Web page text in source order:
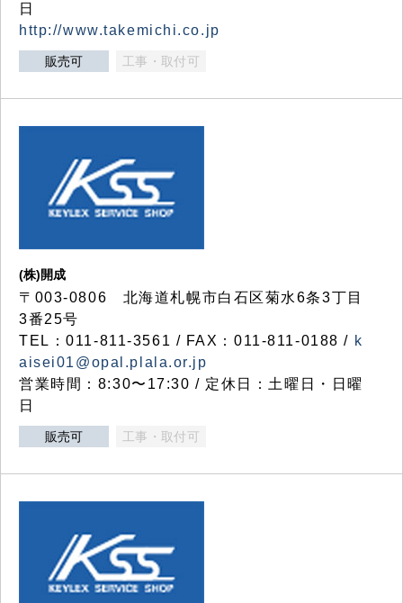
日
http://www.takemichi.co.jp
販売可 工事・取付可
(株)開成
〒003-0806 北海道札幌市白石区菊水6条3丁目
3番25号
TEL：011-811-3561 / FAX：011-811-0188 / k
aisei01@opal.plala.or.jp
営業時間：8:30〜17:30 / 定休日：土曜日・日曜
日
販売可 工事・取付可